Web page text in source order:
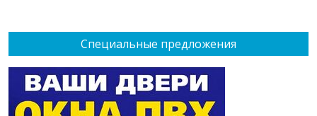
Специальные предложения